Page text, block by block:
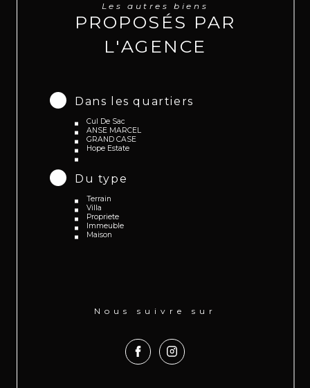
Les autres biens
PROPOSÉS PAR
L'AGENCE
Dans les quartiers
Cul De Sac
ANSE MARCEL
GRAND CASE
Hope Estate
Du type
Terrain
Villa
Propriete
Immeuble
Maison
Nous suivre sur